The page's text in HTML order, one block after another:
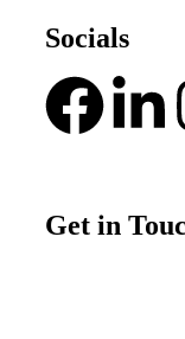
Socials
Get in